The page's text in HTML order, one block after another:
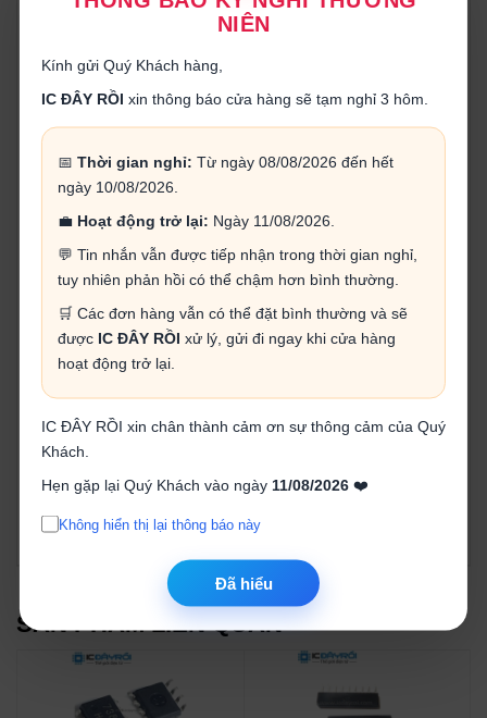
NIÊN
Kính gửi Quý Khách hàng,
IC ĐÂY RỒI xin thông báo cửa hàng sẽ tạm nghỉ 3 hôm.
📅 Thời gian nghỉ: Từ ngày 08/08/2026 đến hết
ngày 10/08/2026.
💼 Hoạt động trở lại: Ngày 11/08/2026.
💬 Tin nhắn vẫn được tiếp nhận trong thời gian nghỉ,
tuy nhiên phản hồi có thể chậm hơn bình thường.
🛒 Các đơn hàng vẫn có thể đặt bình thường và sẽ
được IC ĐÂY RỒI xử lý, gửi đi ngay khi cửa hàng
hoạt động trở lại.
IC ĐÂY RỒI xin chân thành cảm ơn sự thông cảm của Quý
Khách.
Hẹn gặp lại Quý Khách vào ngày 11/08/2026❤️
Không hiển thị lại thông báo này
Đã hiểu
Dòng L293 có 2 loại: L293B/E và L293D, dòng L293B có khả
không có đi ốt bảo vệ vi điều khiển.
L293D, trong đó có 1 chân điều khiển tốc độ đông cơ dùng
xung PWM, 2 chân còn lại là logic 0 hoặc 1 dùng điều chỉnh
chiều quay của motor.
- Tín hiệu điều khiển được xử lý độc lập với nhau với từng
đầu ra. Ví dụ: bạn có thể điều khiển 2 động cơ DC chạy với
tốc độ khác nhau, hướng khác nhau, 1 động cơ dừng còn 1
động cơ chạy...
- Mỗi kênh của L293D chịu được tải 600mA và dòng đỉnh là
gắn song song 2 hoặc nhiều L293 lại với nhau. Với 2 IC
L293, bạn sẽ có tải chịu được là 1.2A và tải đỉnh là 2A.
- L293D có chức năng tự động ngắt khi bị nóng quá mức
nhằm bảo vệ IC.
SẢN PHẨM LIÊN QUAN